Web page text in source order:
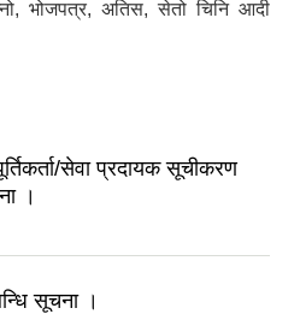
भोजपत्र, अतिस, सेतो चिनि आदी
सेवा प्रदायक सूचीकरण
।
सूचना ।